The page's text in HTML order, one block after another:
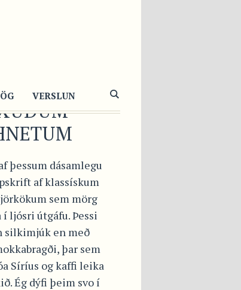
VERSLUN
þessum dásamlegu
af klassískum
sem mörg
ljósri útgáfu. Þessi
silkimjúk en með
þar sem
Síríus og kaffi leika
Ég dýfi þeim svo í